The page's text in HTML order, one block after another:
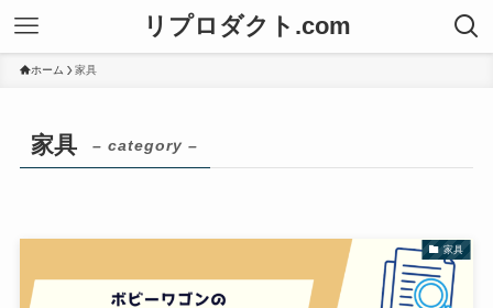
リプロダクト.com
ホーム 家具
家具 – category –
家具